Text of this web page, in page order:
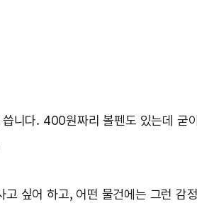
니다. 400원짜리 볼펜도 있는데 굳
고 싶어 하고, 어떤 물건에는 그런 감